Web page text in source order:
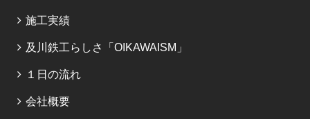
施工実績
及川鉄工らしさ「OIKAWAISM」
１日の流れ
会社概要